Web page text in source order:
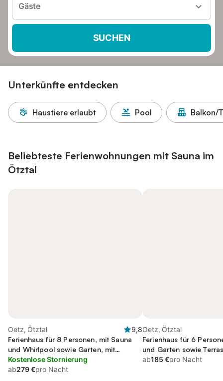
Gäste
SUCHEN
Unterkünfte entdecken
Haustiere erlaubt Pool Balkon/
Beliebteste Ferienwohnungen mit Sauna im
Ötztal
Oetz, Ötztal
9,8
Ferienhaus für 8 Personen, mit Sauna
und Whirlpool sowie Garten, mit
Haustier
Kostenlose Stornierung
ab279 €pro Nacht
Oetz, Ötztal
Ferienhaus für 6
und Garten sowie
ab185 €pro Nacht